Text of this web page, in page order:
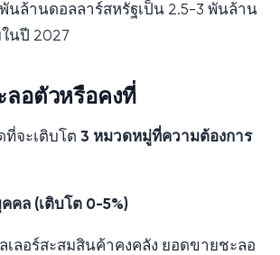
พันล้านดอลลาร์สหรัฐเป็น 2.5-3 พันล้าน
นปี 2027
อตัวหรือคงที่
ที่จะเติบโต 3 หมวดหมู่ที่ความต้องการ
คล (เติบโต 0-5%)
เลอร์สะสมสินค้าคงคลัง ยอดขายชะลอ